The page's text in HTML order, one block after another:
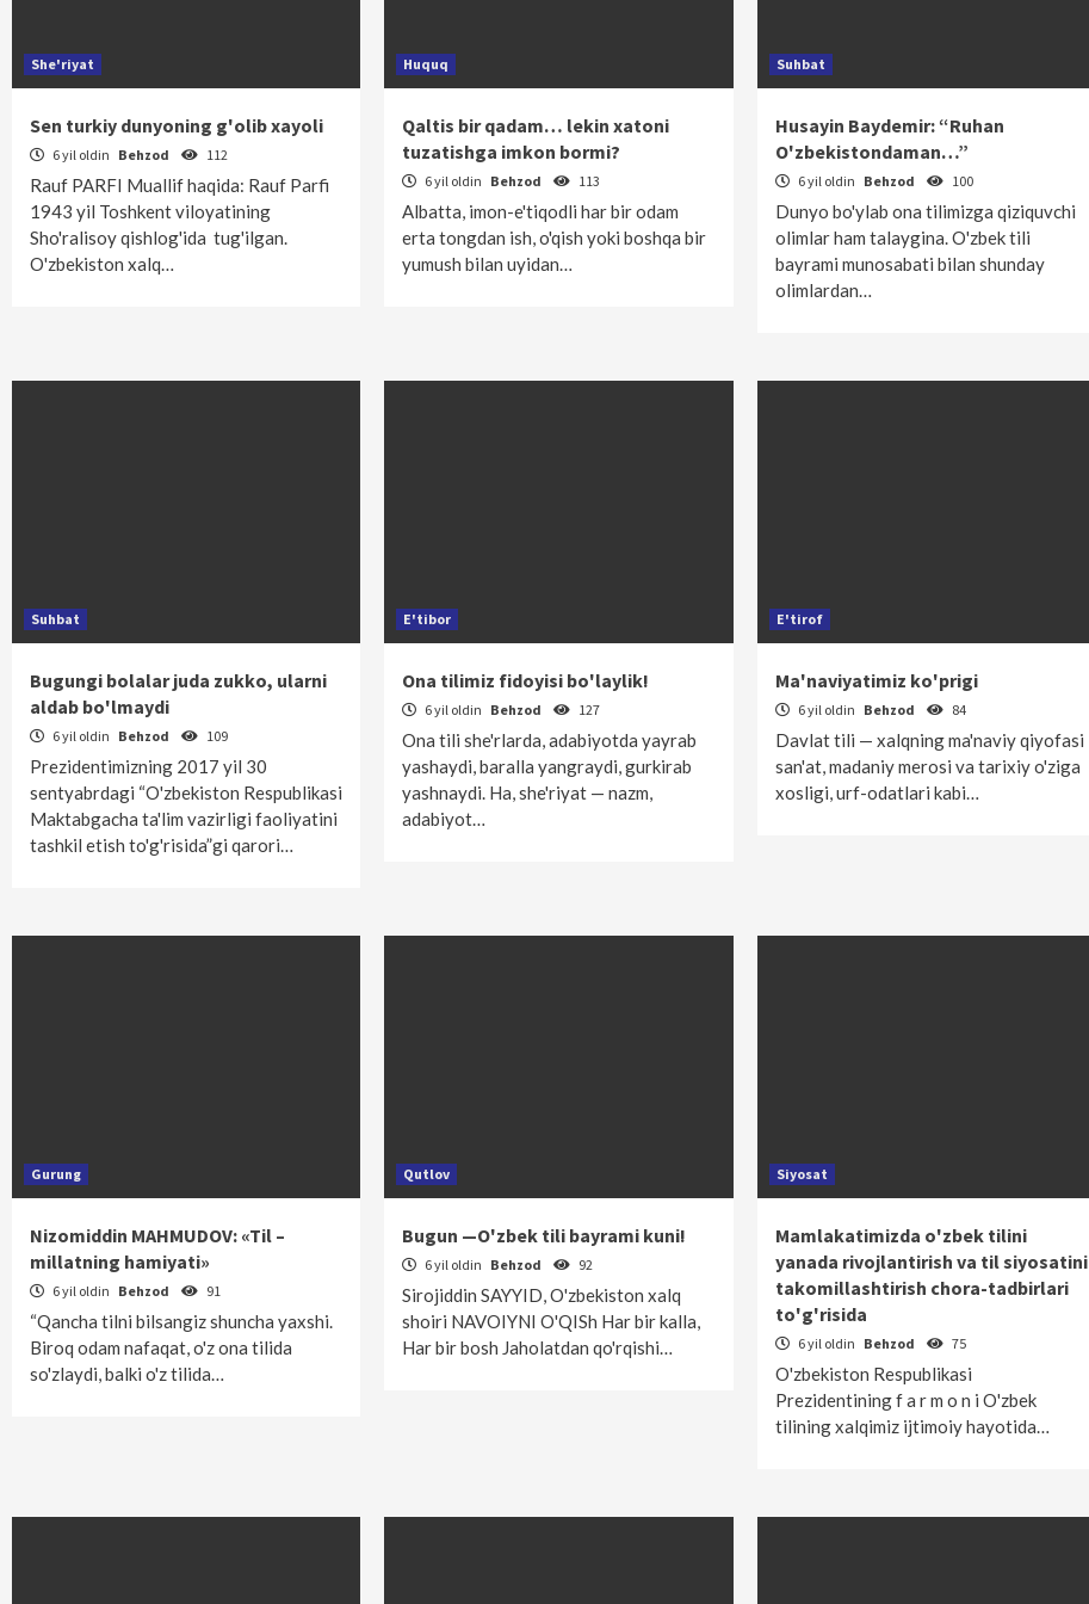
She'riyat
Sen turkiy dunyoning g'olib xayoli
6 yil oldin Behzod 112
Rauf PARFI Muallif haqida: Rauf Parfi
1943 yil Toshkent viloyatining
Sho'ralisoy qishlog'ida tug'ilgan.
O'zbekiston xalq…
Huquq
Qaltis bir qadam… lekin xatoni
tuzatishga imkon bormi?
6 yil oldin Behzod 113
Albatta, imon-e'tiqodli har bir odam
erta tongdan ish, o'qish yoki boshqa bir
yumush bilan uyidan…
Suhbat
Husayin Baydemir: “Ruhan
O'zbekistondaman…”
6 yil oldin Behzod 100
Dunyo bo'ylab ona tilimizga qiziquvchi
olimlar ham talaygina. O'zbek tili
bayrami munosabati bilan shunday
olimlardan…
Suhbat
Bugungi bolalar juda zukko, ularni
aldab bo'lmaydi
6 yil oldin Behzod 109
Prezidentimizning 2017 yil 30
sentyabrdagi “O'zbek­iston Respublikasi
Maktabgacha ta'lim vazirligi faoliyatini
tashkil etish to'g'risida”gi qarori…
E'tibor
Ona tilimiz fidoyisi bo'laylik!
6 yil oldin Behzod 127
Ona tili she'rlarda, adabiyotda yayrab
yashaydi, baralla yang­raydi, gurkirab
yashnaydi. Ha, she'riyat — nazm,
adabiyot…
E'tirof
Ma'naviyatimiz ko'prigi
6 yil oldin Behzod 84
Davlat tili — xalqning ma'naviy qiyofasi
san'at, madaniy merosi va tarixiy o'ziga
xosligi, urf-odatlari kabi…
Gurung
Nizomiddin MAHMUDOV: «Til –
millatning hamiyati»
6 yil oldin Behzod 91
“Qancha tilni bilsangiz shuncha yaxshi.
Biroq odam nafaqat, o'z ona tilida
so'zlaydi, balki o'z tilida…
Qutlov
Bugun —O'zbek tili bayrami kuni!
6 yil oldin Behzod 92
Sirojiddin SAYYID, O'zbekiston xalq
shoiri NAVOIYNI O'QISh Har bir kalla,
Har bir bosh Jaholatdan qo'rqishi…
Siyosat
Mamlakatimizda o'zbek tilini
yanada rivojlantirish va til siyosatini
takomillashtirish chora-tadbirlari
to'g'risida
6 yil oldin Behzod 75
O'zbekiston Respublikasi
Prezidentining f a r m o n i O'zbek
tilining xalqimiz ijtimoiy hayotida…